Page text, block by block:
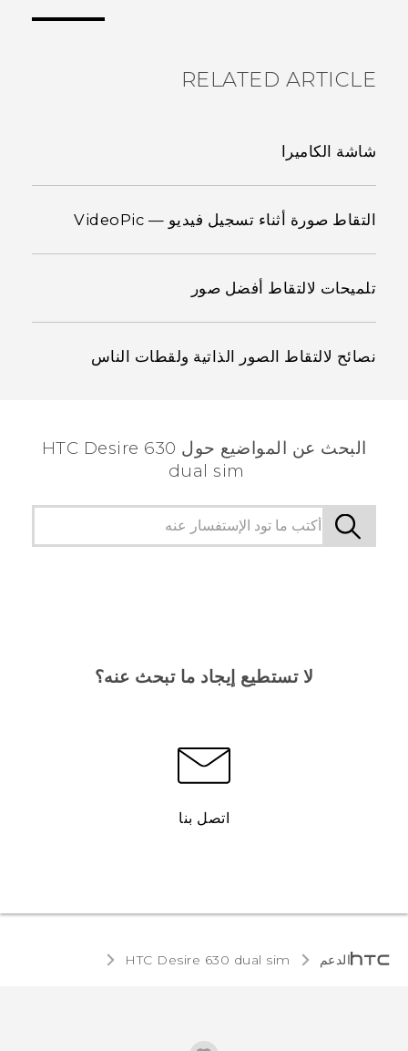
RELATED ARTICLE
شاشة الكاميرا
التقاط صورة أثناء تسجيل فيديو — VideoPic
تلميحات لالتقاط أفضل صور
نصائح لالتقاط الصور الذاتية ولقطات الناس
البحث عن المواضيع حول HTC Desire 630
dual sim
لا تستطيع إيجاد ما تبحث عنه؟
اتصل بنا
الدعم HTC Desire 630 dual sim‎